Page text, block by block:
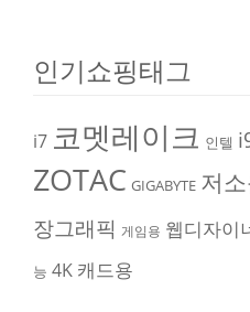
인기쇼핑태그
i7 코멧레이크 인텔
ZOTAC GIGABYTE 저
장그래픽 게임용 웹디자이
능 4K 캐드용